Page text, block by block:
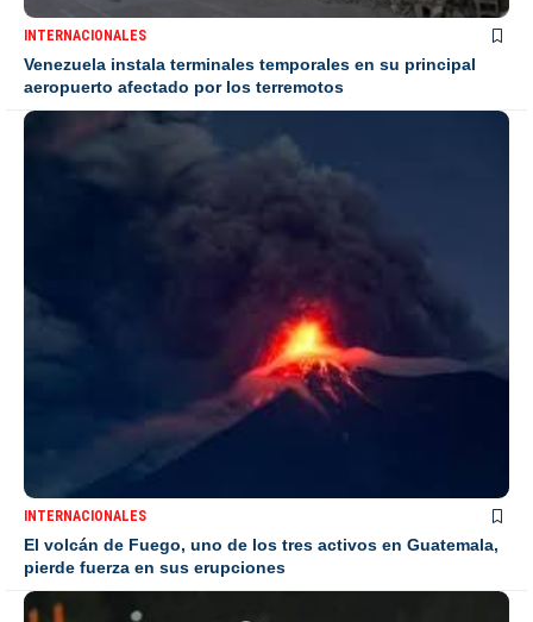
INTERNACIONALES
Venezuela instala terminales temporales en su principal
aeropuerto afectado por los terremotos
INTERNACIONALES
El volcán de Fuego, uno de los tres activos en Guatemala,
pierde fuerza en sus erupciones